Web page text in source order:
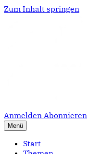
Zum Inhalt springen
Anmelden Abonnieren
Menü
Start